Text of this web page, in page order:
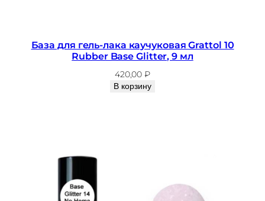
База для гель-лака каучуковая Grattol 10
Rubber Base Glitter, 9 мл
420,00₽
В корзину